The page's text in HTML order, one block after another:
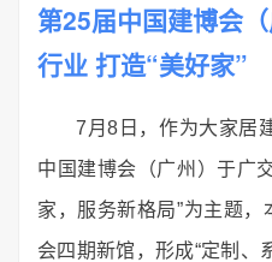
第25届中国建博会
行业 打造“美好家”
7月8日，作为大家居
中国建博会（广州）于广
家，服务新格局”为主题
会四期新馆，形成“定制、